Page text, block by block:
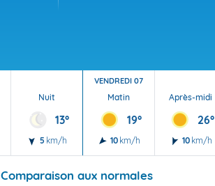
Nuit
13°
5 km/h
VENDREDI 07
Matin
19°
10 km/h
Après-midi
26°
10 km/h
Comparaison aux normales